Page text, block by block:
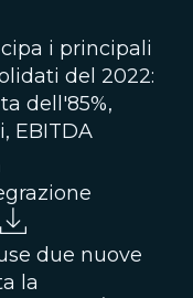
i principali
del 2022:
dell'85%,
EBITDA
due nuove
la